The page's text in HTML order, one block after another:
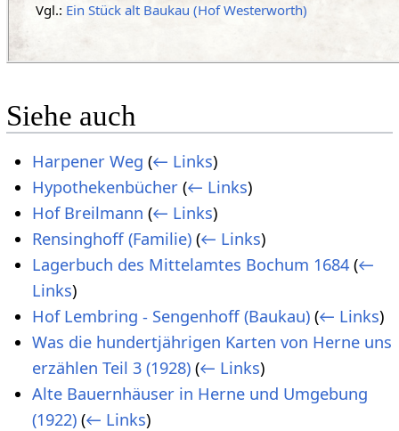
Vgl.: Ein Stück alt Baukau (Hof Westerworth)
Siehe auch
Harpener Weg (← Links)
Hypothekenbücher (← Links)
Hof Breilmann (← Links)
Rensinghoff (Familie) (← Links)
Lagerbuch des Mittelamtes Bochum 1684 (←
Links)
Hof Lembring - Sengenhoff (Baukau) (← Links)
Was die hundertjährigen Karten von Herne uns
erzählen Teil 3 (1928) (← Links)
Alte Bauernhäuser in Herne und Umgebung
(1922) (← Links)